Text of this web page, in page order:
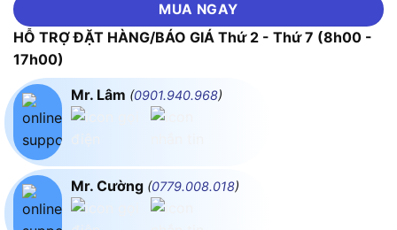
MUA NGAY
HỖ TRỢ ĐẶT HÀNG/BÁO GIÁ Thứ 2 - Thứ 7 (8h00 -
17h00)
Mr. Lâm (0901.940.968)
Mr. Cường (0779.008.018)